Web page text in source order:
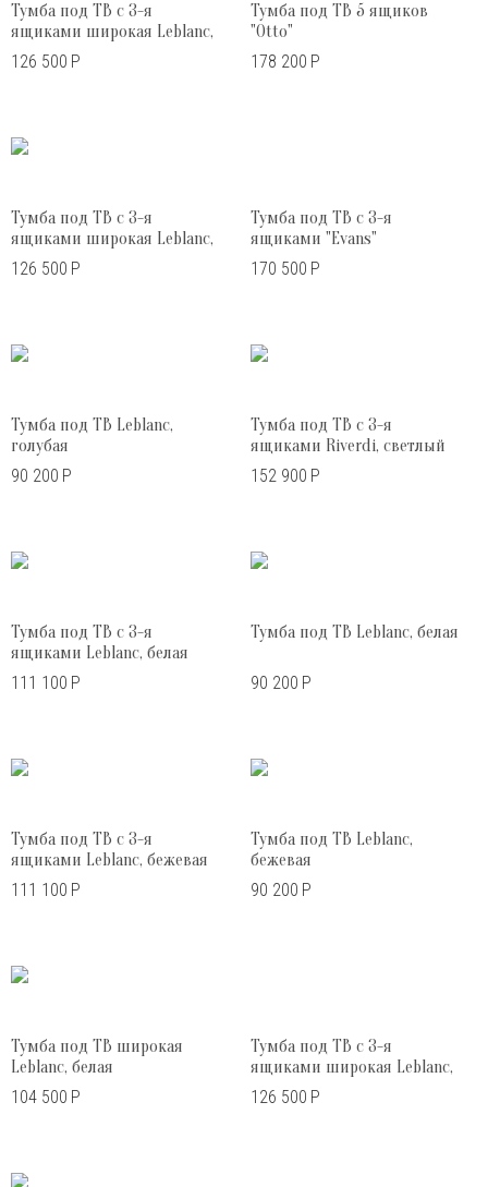
Тумба под ТВ с 3-я
ящиками широкая Leblanc,
белая
126 500 Р
Тумба под ТВ 5 ящиков
"Otto"
178 200 Р
Тумба под ТВ с 3-я
ящиками широкая Leblanc,
голубая
126 500 Р
Тумба под ТВ с 3-я
ящиками "Evans"
170 500 Р
Тумба под ТВ Leblanc,
голубая
90 200 Р
Тумба под ТВ с 3-я
ящиками Riverdi, светлый
дуб
152 900 Р
Тумба под ТВ с 3-я
ящиками Leblanc, белая
111 100 Р
Тумба под ТВ Leblanc, белая
90 200 Р
Тумба под ТВ с 3-я
ящиками Leblanc, бежевая
111 100 Р
Тумба под ТВ Leblanc,
бежевая
90 200 Р
Тумба под ТВ широкая
Leblanc, белая
104 500 Р
Тумба под ТВ с 3-я
ящиками широкая Leblanc,
бежевая
126 500 Р